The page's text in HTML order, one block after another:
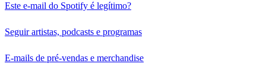
Este e-mail do Spotify é legítimo?
Seguir artistas, podcasts e programas
E-mails de pré-vendas e merchandise